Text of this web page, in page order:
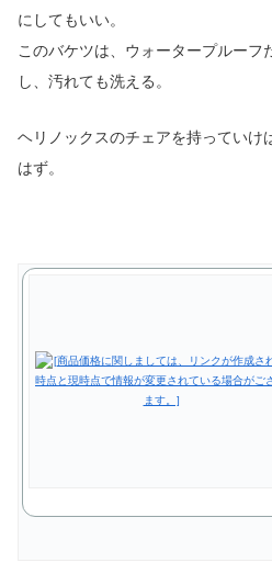
にしてもいい。
このバケツは、ウォータープルーフ
し、汚れても洗える。
ヘリノックスのチェアを持っていけ
はず。